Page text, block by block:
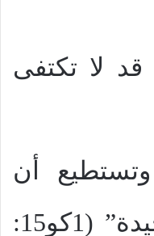
قد لا تكتفى
وتستطيع أن
“تفسد الأخلاق الجيدة” (1كو15: